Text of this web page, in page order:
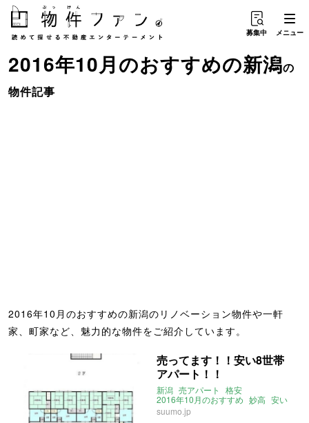
募集中 メニュー
2016年10月のおすすめの新潟の
物件記事
2016年10月のおすすめの新潟のリノベーション物件や一軒
家、町家など、魅力的な物件をご紹介しています。
売ってます！！安い8世帯
アパート！！
新潟 売アパート
格安
2016年10月のおすすめ 妙高 安い
新井
suumo.jp